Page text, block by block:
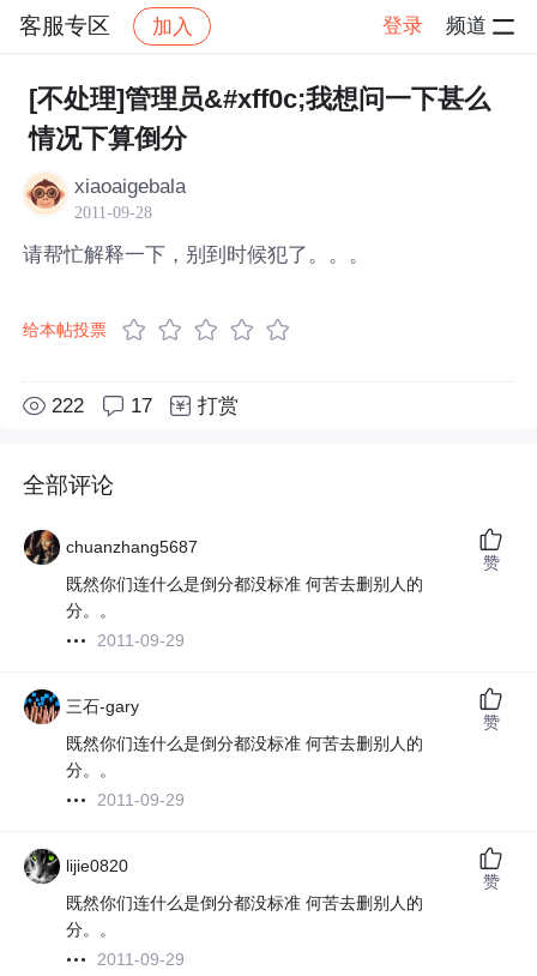
客服专区 加入 登录 频道
社区 客服专区 帖子详情
[不处理]管理员&#xff0c;我想问一下甚么
情况下算倒分
xiaoaigebala
2011-09-28
请帮忙解释一下，别到时候犯了。。。
给本帖投票
222 17 打赏
全部评论
chuanzhang5687
既然你们连什么是倒分都没标准 何苦去删别人的
分。。
2011-09-29
赞
三石-gary
既然你们连什么是倒分都没标准 何苦去删别人的
分。。
2011-09-29
赞
lijie0820
既然你们连什么是倒分都没标准 何苦去删别人的
分。。
2011-09-29
赞